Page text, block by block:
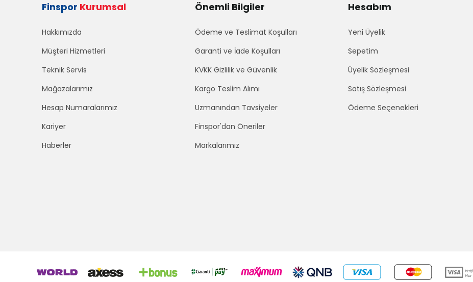
Finspor Kurumsal
Hakkımızda
Müşteri Hizmetleri
Teknik Servis
Mağazalarımız
Hesap Numaralarımız
Kariyer
Haberler
Önemli Bilgiler
Ödeme ve Teslimat Koşulları
Garanti ve İade Koşulları
KVKK Gizlilik ve Güvenlik
Kargo Teslim Alımı
Uzmanından Tavsiyeler
Finspor'dan Öneriler
Markalarımız
Hesabım
Yeni Üyelik
Sepetim
Üyelik Sözleşmesi
Satış Sözleşmesi
Ödeme Seçenekleri